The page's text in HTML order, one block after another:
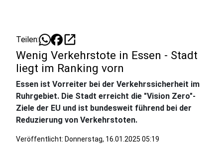
Teilen: open_in_new
Wenig Verkehrstote in Essen - Stadt
liegt im Ranking vorn
Essen ist Vorreiter bei der Verkehrssicherheit im
Ruhrgebiet. Die Stadt erreicht die "Vision Zero"-
Ziele der EU und ist bundesweit führend bei der
Reduzierung von Verkehrstoten.
Veröffentlicht: Donnerstag, 16.01.2025 05:19